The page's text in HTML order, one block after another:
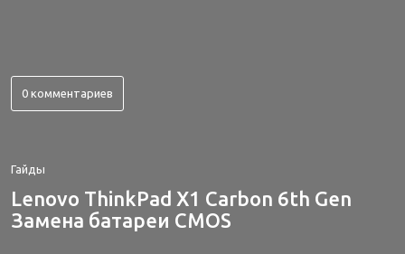
0 комментариев
Гайды
Lenovo ThinkPad X1 Carbon 6th Gen
Замена батареи CMOS